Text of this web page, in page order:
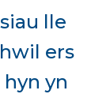
lle
ers
yn